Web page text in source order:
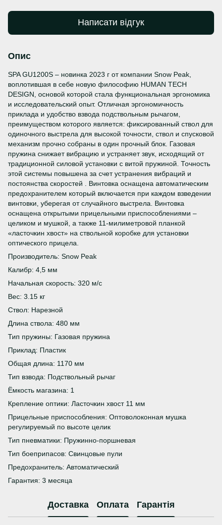
Написати відгук
Опис
SPA GU1200S – новинка 2023 г от компании Snow Peak,
воплотившая в себе новую философию HUMAN TECH
DESIGN, основой которой стала функциональная эргономика
и исследовательский опыт. Отличная эргономичность
приклада и удобство взвода подствольным рычагом,
преимуществом которого является: фиксированный ствол для
одиночного выстрела для высокой точности, ствол и спусковой
механизм прочно собраны в один прочный блок. Газовая
пружина снижает вибрацию и устраняет звук, исходящий от
традиционной силовой установки с витой пружиной. Точность
этой системы повышена за счет устранения вибраций и
постоянства скоростей . Винтовка оснащена автоматическим
предохранителем который включается при каждом взведении
винтовки, уберегая от случайного выстрела. Винтовка
оснащена открытыми прицельными приспособлениями –
целиком и мушкой, а также 11-милиметровой планкой
«ласточкин хвост» на ствольной коробке для установки
оптического прицела.
Производитель: Snow Peak
Калибр: 4,5 мм
Начальная скорость: 320 м/с
Вес: 3.15 кг
Ствол: Нарезной
Длина ствола: 480 мм
Тип пружины: Газовая пружина
Приклад: Пластик
Общая длина: 1170 мм
Тип взвода: Подствольный рычаг
Ёмкость магазина: 1
Крепление оптики: Ласточкин хвост 11 мм
Прицельные приспособления: Оптоволоконная мушка
регулируемый по высоте целик
Тип пневматики: Пружинно-поршневая
Тип боеприпасов: Свинцовые пули
Предохранитель: Автоматический
Гарантия: 3 месяца
Доставка Оплата Гарантія